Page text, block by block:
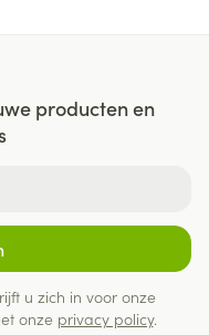
producten en
u zich in voor onze
onze privacy policy.